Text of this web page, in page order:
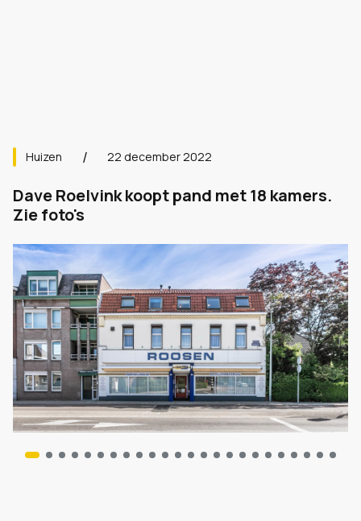
Huizen 22 december 2022
Dave Roelvink koopt pand met 18 kamers.
Zie foto's